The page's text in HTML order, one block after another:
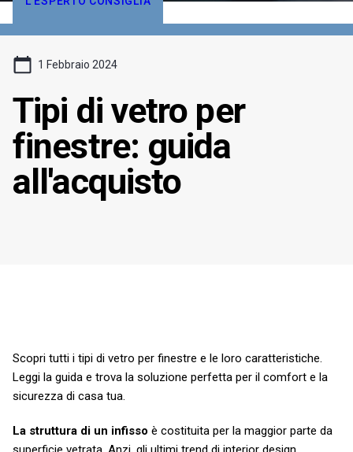
1 Febbraio 2024
Tipi di vetro per
finestre: guida
all'acquisto
Scopri tutti i tipi di vetro per finestre e le loro caratteristiche.
Leggi la guida e trova la soluzione perfetta per il comfort e la
sicurezza di casa tua.
La struttura di un infisso è costituita per la maggior parte da